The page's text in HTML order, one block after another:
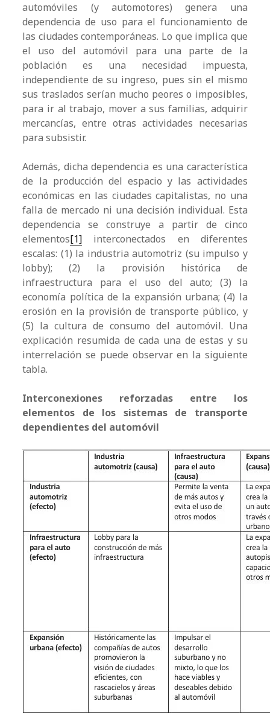
automóviles (y automotores) genera una
dependencia de uso para el funcionamiento de
las ciudades contemporáneas. Lo que implica que
el uso del automóvil para una parte de la
población es una necesidad impuesta,
independiente de su ingreso, pues sin el mismo
sus traslados serían mucho peores o imposibles,
para ir al trabajo, mover a sus familias, adquirir
mercancías, entre otras actividades necesarias
para subsistir.
Además, dicha dependencia es una característica
de la producción del espacio y las actividades
económicas en las ciudades capitalistas, no una
falla de mercado ni una decisión individual. Esta
dependencia se construye a partir de cinco
elementos[1] interconectados en diferentes
escalas: (1) la industria automotriz (su impulso y
lobby); (2) la provisión histórica de
infraestructura para el uso del auto; (3) la
economía política de la expansión urbana; (4) la
erosión en la provisión de transporte público, y
(5) la cultura de consumo del automóvil. Una
explicación resumida de cada una de estas y su
interrelación se puede observar en la siguiente
tabla.
Interconexiones reforzadas entre los
elementos de los sistemas de transporte
dependientes del automóvil